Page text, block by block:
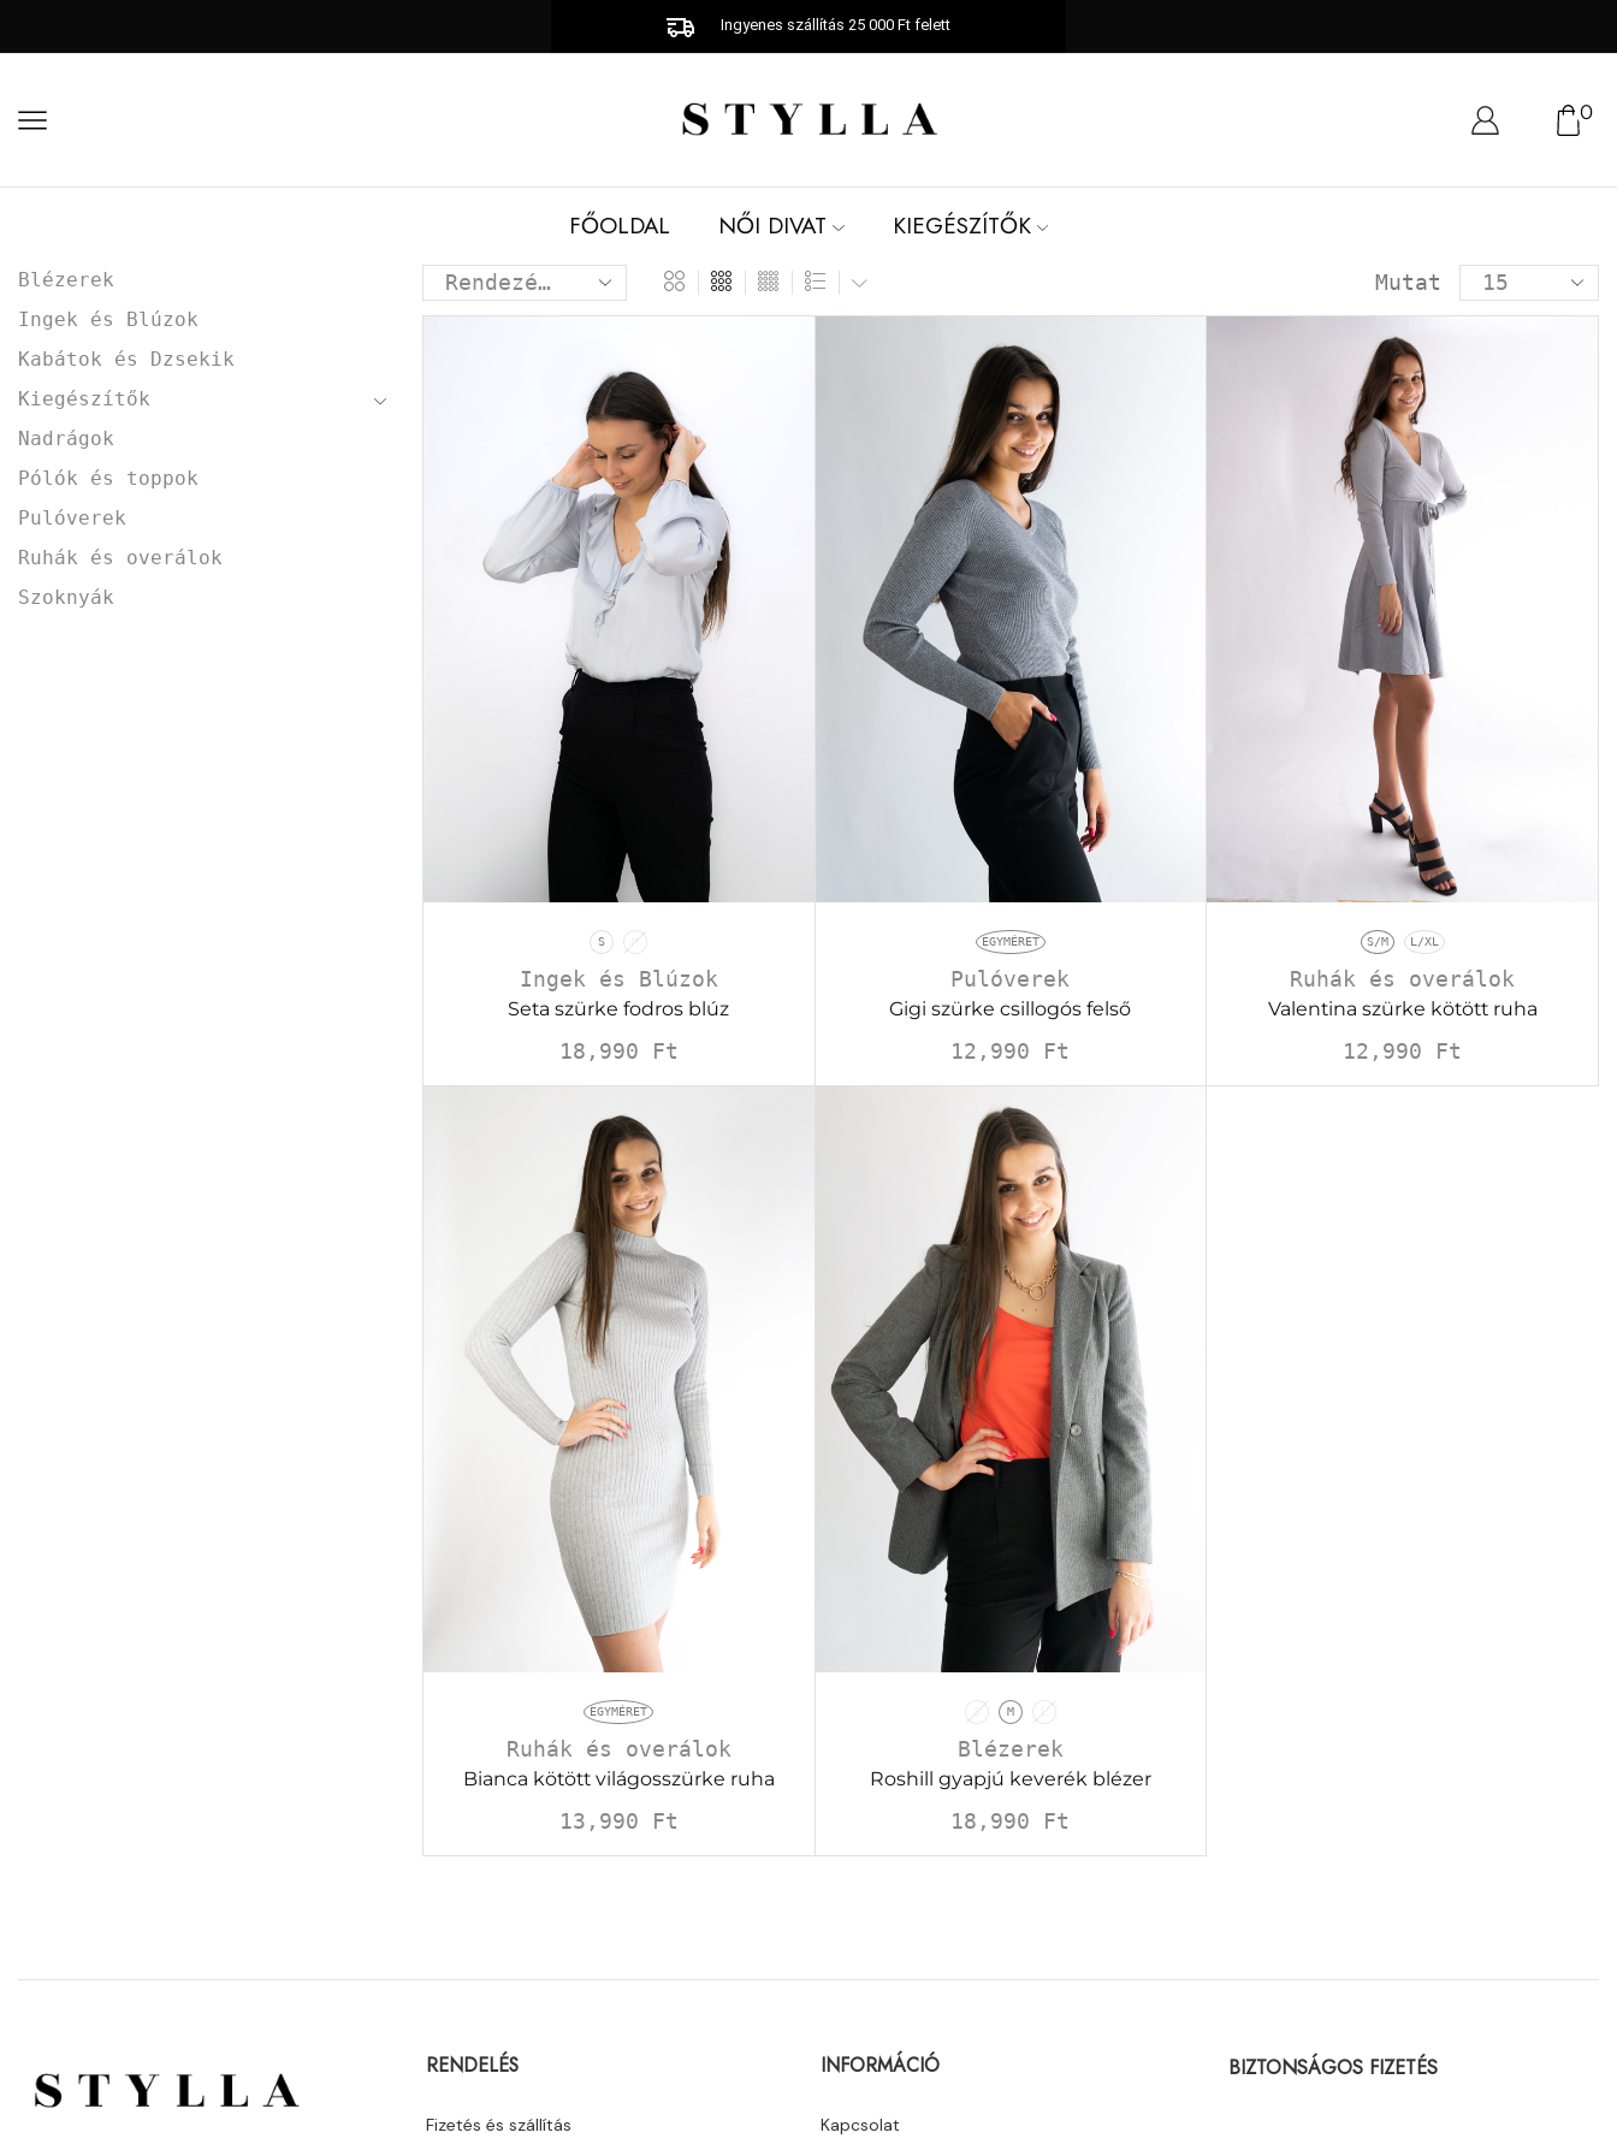
Ingyenes szállítás 25 000 Ft felett
0
FŐOLDAL NŐI DIVAT KIEGÉSZÍTŐK
Mutat
S M
Ingek és Blúzok
Seta szürke fodros blúz
18,990 Ft
EGYMÉRET
Pulóverek
Gigi szürke csillogós felső
12,990 Ft
S/M L/XL
Ruhák és overálok
Valentina szürke kötött ruha
12,990 Ft
EGYMÉRET
Ruhák és overálok
Bianca kötött világosszürke ruha
13,990 Ft
S M L
Blézerek
Roshill gyapjú keverék blézer
18,990 Ft
Blézerek
Ingek és Blúzok
Kabátok és Dzsekik
Kiegészítők
Nadrágok
Pólók és toppok
Pulóverek
Ruhák és overálok
Szoknyák
RENDELÉS
Fizetés és szállítás
INFORMÁCIÓ
Kapcsolat
BIZTONSÁGOS FIZETÉS